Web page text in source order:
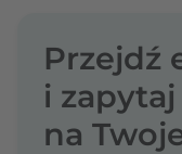
Przejdź
i zapytaj
na